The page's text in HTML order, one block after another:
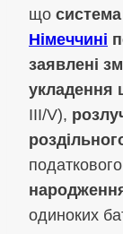
що система
Німеччині
заявлені
укладення
III/V),
одиноких